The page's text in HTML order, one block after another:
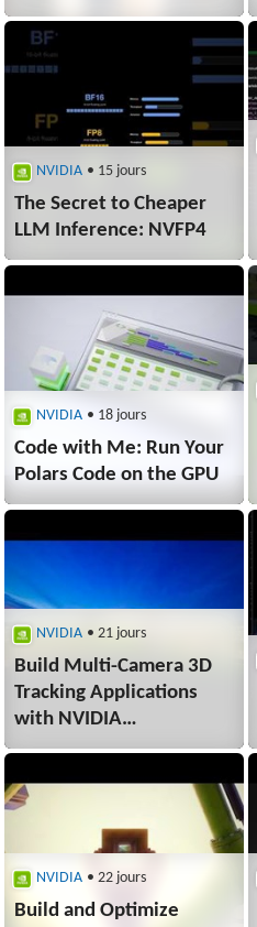
NVIDIA • 15 jours
The Secret to Cheaper
LLM Inference: NVFP4
NVIDIA • 18 jours
Code with Me: Run Your
Polars Code on the GPU
NVIDIA • 21 jours
Build Multi-Camera 3D
Tracking Applications
with NVIDIA
DeepStream 9.1 Skills
NVIDIA • 22 jours
Build and Optimize